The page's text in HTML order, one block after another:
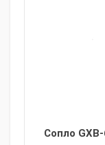
Сопло